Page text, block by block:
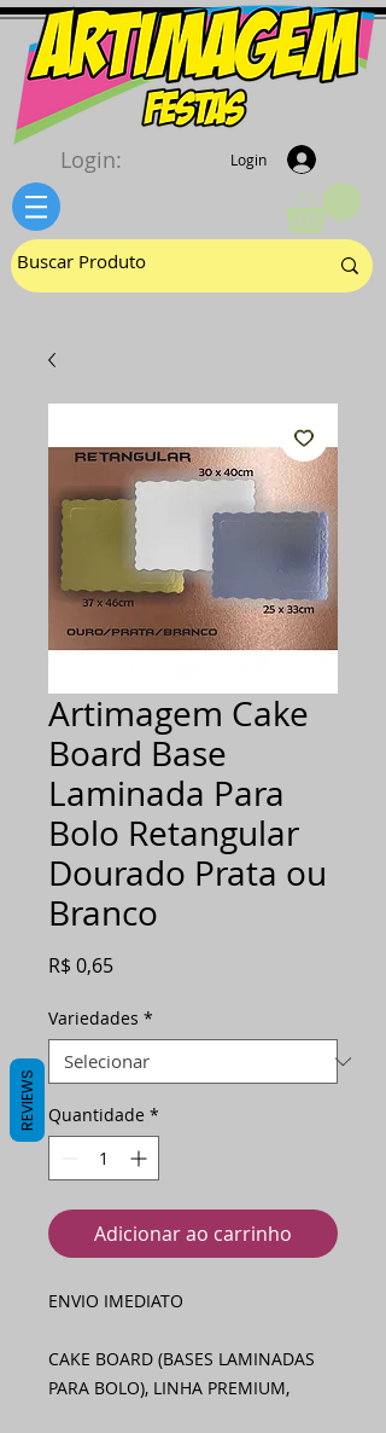
Login
Login:
Artimagem Cake
Board Base
Laminada Para
Bolo Retangular
Dourado Prata ou
Branco
R$ 0,65Preço
Variedades *
Quantidade *
Adicionar ao carrinho
ENVIO IMEDIATO
CAKE BOARD (BASES LAMINADAS
PARA BOLO), LINHA PREMIUM,
REVIEWS